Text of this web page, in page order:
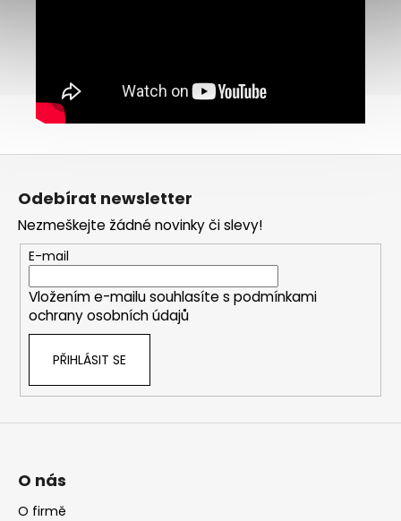
Z
Odebírat newsletter
Nezmeškejte žádné novinky či slevy!
E-mail
Vložením e-mailu souhlasíte s podmínkami
ochrany osobních údajů
PŘIHLÁSIT SE
O nás
O firmě